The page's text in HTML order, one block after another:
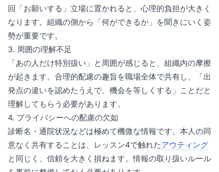
回「お願いする」立場に置かれると、心理的負担が大きく
なります。組織の側から「何ができるか」を聞きにいく姿
勢が重要です。
3. 周囲の理解不足
「あの人だけ特別扱い」と周囲が感じると、組織内の摩擦
が起きます。合理的配慮の趣旨を職場全体で共有し、「出
発点の違いを認めたうえで、機会を等しくする」ことだと
理解してもらう必要があります。
4. プライバシーへの配慮の欠如
診断名・通院状況などは極めて機微な情報です。本人の同
意なく共有することは、レッスン4で触れたアウティング
と同じく、信頼を大きく損ねます。情報の取り扱いルール